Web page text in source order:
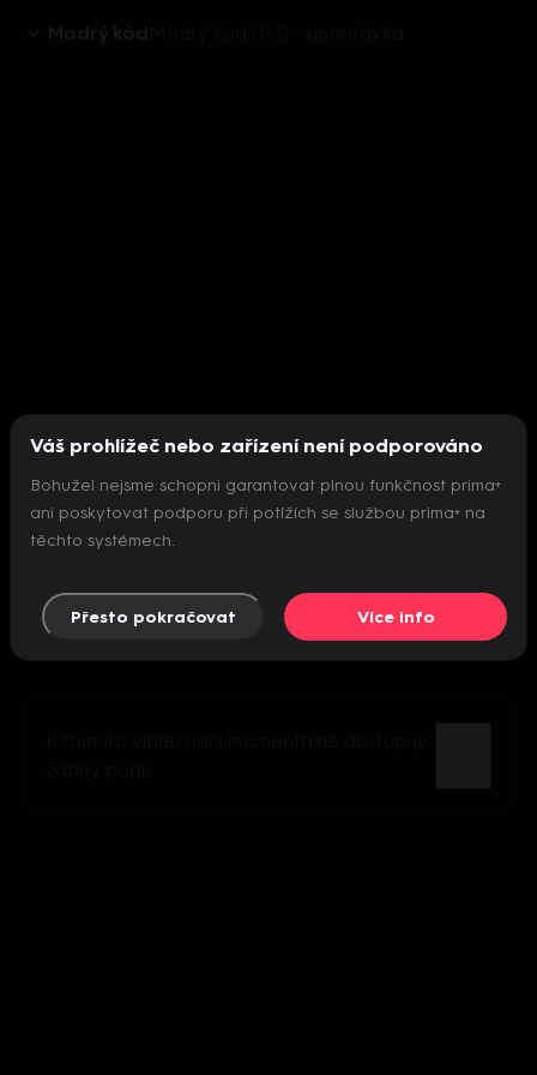
Modrý kód
Nepodařilo se inicializovat přehrávač
Váš prohlížeč nebo zařízení není podporováno
Bohužel nejsme schopni garantovat plnou funkčnost prima+
ani poskytovat podporu při potížích se službou prima+ na
těchto systémech.
Přesto pokračovat Více info